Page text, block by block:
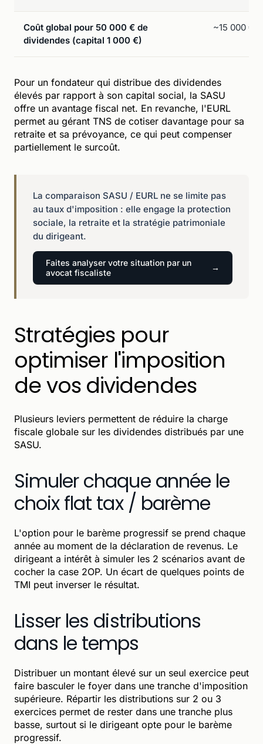
Coût global pour 50 000 € de
dividendes (capital 1 000 €)
~15 000 €
Pour un fondateur qui distribue des dividendes
élevés par rapport à son capital social, la SASU
offre un avantage fiscal net. En revanche, l'EURL
permet au gérant TNS de cotiser davantage pour sa
retraite et sa prévoyance, ce qui peut compenser
partiellement le surcoût.
La comparaison SASU / EURL ne se limite pas
au taux d'imposition : elle engage la protection
sociale, la retraite et la stratégie patrimoniale
du dirigeant.
Faites analyser votre situation par un
avocat fiscaliste
Stratégies pour
optimiser l'imposition
de vos dividendes
Plusieurs leviers permettent de réduire la charge
fiscale globale sur les dividendes distribués par une
SASU.
Simuler chaque année le
choix flat tax / barème
L'option pour le barème progressif se prend chaque
année au moment de la déclaration de revenus. Le
dirigeant a intérêt à simuler les 2 scénarios avant de
cocher la case 2OP. Un écart de quelques points de
TMI peut inverser le résultat.
Lisser les distributions
dans le temps
Distribuer un montant élevé sur un seul exercice peut
faire basculer le foyer dans une tranche d'imposition
supérieure. Répartir les distributions sur 2 ou 3
exercices permet de rester dans une tranche plus
basse, surtout si le dirigeant opte pour le barème
progressif.